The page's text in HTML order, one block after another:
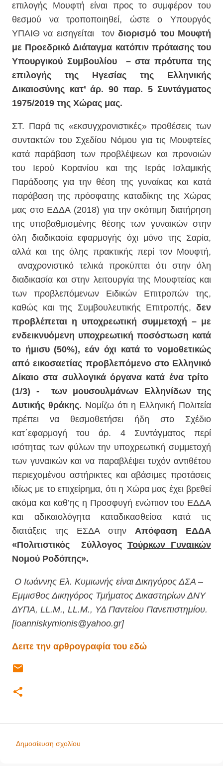
επιλογής Μουφτή είναι προς το συμφέρον του
θεσμού να τροποποιηθεί, ώστε ο Υπουργός
ΥΠΑΙΘ να εισηγείται
τονδιορισμό του Μουφτή
με Προεδρικό Διάταγμα κατόπιν πρότασης του
Υπουργικού Συμβουλίου
– στα πρότυπα της
επιλογής της Ηγεσίας της Ελληνικής
Δικαιοσύνης κατ’ άρ. 90 παρ. 5 Συντάγματος
1975/2019 της Χώρας μας.
ΣΤ. Παρά τις «εκσυγχρονιστικές» προθέσεις των
συντακτών του Σχεδίου Νόμου για τις Μουφτείες
κατά παράβαση των προβλέψεων και προνοιών
του Ιερού Κορανίου και της Ιεράς Ισλαμικής
Παράδοσης για την θέση της γυναίκας και κατά
παράβαση της πρόσφατης καταδίκης της Χώρας
μας στο ΕΔΔΑ (2018) για την σκόπιμη διατήρηση
της υποβαθμισμένης θέσης των γυναικών στην
όλη διαδικασία εφαρμογής όχι μόνο της Σαρία,
αλλά και της όλης πρακτικής περί τον Μουφτή,
αναχρονιστικό τελικά προκύπτει ότι στην όλη
διαδικασία και στην λειτουργία της Μουφτείας και
των προβλεπόμενων Ειδικών Επιτροπών της,
καθώς και της Συμβουλευτικής Επιτροπής, δεν
προβλέπεται η υποχρεωτική συμμετοχή – με
ενδεικνυόμενη υποχρεωτική ποσόστωση κατά
το ήμισυ (50%), εάν όχι κατά το νομοθετικώς
από εικοσαετίας προβλεπόμενο στο Ελληνικό
Δίκαιο στα συλλογικά όργανα κατά ένα τρίτο
(1/3) - των μουσουλμάνων Ελληνίδων της
Δυτικής θράκης. Νομίζω ότι η Ελληνική Πολιτεία
πρέπει να θεσμοθετήσει ήδη στο Σχέδιο
κατ΄εφαρμογή του άρ. 4 Συντάγματος περί
ισότητας των φύλων την υποχρεωτική συμμετοχή
των γυναικών και να παραβλέψει τυχόν αντιθέτου
περιεχομένου αστήρικτες και αβάσιμες προτάσεις
ιδίως με το επιχείρημα, ότι η Χώρα μας έχει βρεθεί
ακόμα και καθ’ης η Προσφυγή ενώπιον του ΕΔΔΑ
και αδικαιολόγητα καταδικασθείσα κατά τις
διατάξεις της ΕΣΔΑ στην Απόφαση ΕΔΔΑ
«Πολιτιστικός Σύλλογος Τούρκων Γυναικών
Νομού Ροδόπης».
Ο Ιωάννης Ελ. Κυμιωνής είναι Δικηγόρος ΔΣΑ –
Εμμισθος Δικηγόρος Τμήματος Δικαστηρίων ΔΝΥ
ΔΥΠΑ, LL.M., LL.M., ΥΔ Παντείου Πανεπιστημίου.
[ioanniskymionis@yahoo.gr]
Δειτε την αρθρογραφία του εδώ
Δημοσίευση σχολίου